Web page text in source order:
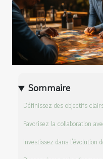
Sommaire
Définissez des objectifs
Favorisez la collaboration
Investissez dans l’évolution